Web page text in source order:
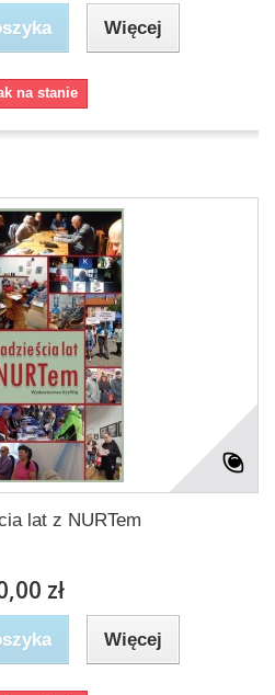
Więcej
na stanie
lat z NURTem
zł
Więcej